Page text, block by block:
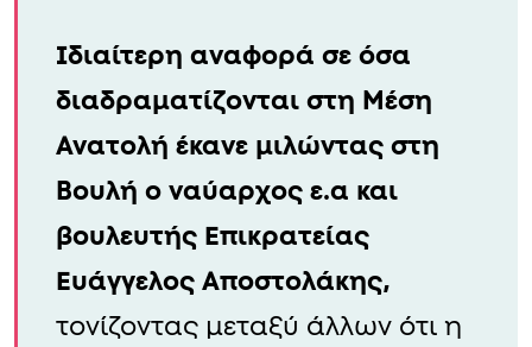
Ιδιαίτερη αναφορά σε όσα
διαδραματίζονται στη Μέση
Ανατολή έκανε μιλώντας στη
Βουλή ο ναύαρχος ε.α και
βουλευτής Επικρατείας
Ευάγγελος Αποστολάκης,
τονίζοντας μεταξύ άλλων ότι η